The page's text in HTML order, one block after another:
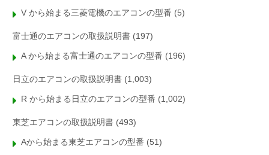
V から始まる三菱電機のエアコンの型番 (5)
富士通のエアコンの取扱説明書 (197)
A から始まる富士通のエアコンの型番 (196)
日立のエアコンの取扱説明書 (1,003)
R から始まる日立のエアコンの型番 (1,002)
東芝エアコンの取扱説明書 (493)
Aから始まる東芝エアコンの型番 (51)